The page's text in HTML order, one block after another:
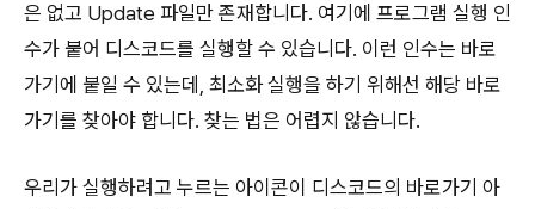
은 없고 Update 파일만 존재합니다. 여기에 프로그램 실행 인
수가 붙어 디스코드를 실행할 수 있습니다. 이런 인수는 바로
가기에 붙일 수 있는데, 최소화 실행을 하기 위해선 해당 바로
가기를 찾아야 합니다. 찾는 법은 어렵지 않습니다.
우리가 실행하려고 누르는 아이콘이 디스코드의 바로가기 아